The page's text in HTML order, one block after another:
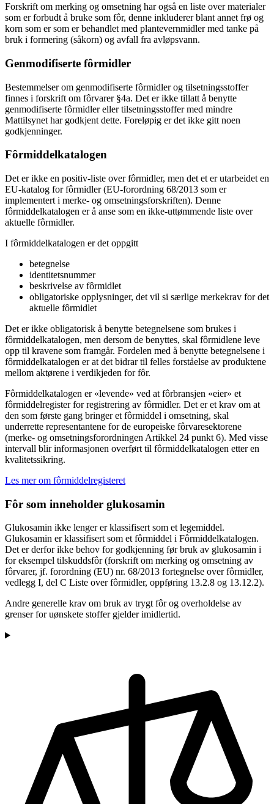
Forskrift om merking og omsetning har også en liste over materialer
som er forbudt å bruke som fôr, denne inkluderer blant annet frø og
korn som er som er behandlet med plantevernmidler med tanke på
bruk i formering (såkorn) og avfall fra avløpsvann.
Genmodifiserte fôrmidler
Bestemmelser om genmodifiserte fôrmidler og tilsetningsstoffer
finnes i forskrift om fôrvarer §4a. Det er ikke tillatt å benytte
genmodifiserte fôrmidler eller tilsetningsstoffer med mindre
Mattilsynet har godkjent dette. Foreløpig er det ikke gitt noen
godkjenninger.
Fôrmiddelkatalogen
Det er ikke en positiv-liste over fôrmidler, men det et er utarbeidet en
EU-katalog for fôrmidler (EU-forordning 68/2013 som er
implementert i merke- og omsetningsforskriften). Denne
fôrmiddelkatalogen er å anse som en ikke-uttømmende liste over
aktuelle fôrmidler.
I fôrmiddelkatalogen er det oppgitt
betegnelse
identitetsnummer
beskrivelse av fôrmidlet
obligatoriske opplysninger, det vil si særlige merkekrav for det
aktuelle fôrmidlet
Det er ikke obligatorisk å benytte betegnelsene som brukes i
fôrmiddelkatalogen, men dersom de benyttes, skal fôrmidlene leve
opp til kravene som framgår. Fordelen med å benytte betegnelsene i
fôrmiddelkatalogen er at det bidrar til felles forståelse av produktene
mellom aktørene i verdikjeden for fôr.
Fôrmiddelkatalogen er «levende» ved at fôrbransjen «eier» et
fôrmiddelregister for registrering av fôrmidler. Det er et krav om at
den som første gang bringer et fôrmiddel i omsetning, skal
underrette representantene for de europeiske fôrvaresektorene
(merke- og omsetningsforordningen Artikkel 24 punkt 6). Med visse
intervall blir informasjonen overført til fôrmiddelkatalogen etter en
kvalitetssikring.
Les mer om fôrmiddelregisteret
Fôr som inneholder glukosamin
Glukosamin ikke lenger er klassifisert som et legemiddel.
Glukosamin er klassifisert som et fôrmiddel i Fôrmiddelkatalogen.
Det er derfor ikke behov for godkjenning før bruk av glukosamin i
for eksempel tilskuddsfôr (forskrift om merking og omsetning av
fôrvarer, jf. forordning (EU) nr. 68/2013 fortegnelse over fôrmidler,
vedlegg I, del C Liste over fôrmidler, oppføring 13.2.8 og 13.12.2).
Andre generelle krav om bruk av trygt fôr og overholdelse av
grenser for uønskete stoffer gjelder imidlertid.